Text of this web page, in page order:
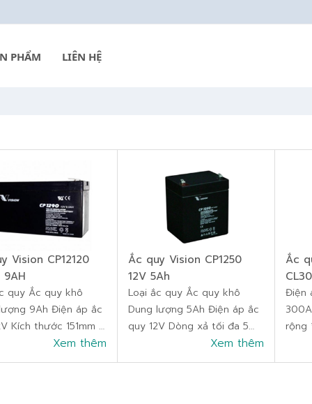
PHẨM LIÊN HỆ
Vision CP12120
9AH
quy Ắc quy khô
9Ah Điện áp ắc
Kích thước 151mm x
x 94mm Trọng lượng
2,78kg Bảo hành
Xem thêm
Ắc quy Vision CP1250
12V 5Ah
Loại ắc quy Ắc quy khô
Dung lượng 5Ah Điện áp ắc
quy 12V Dòng xả tối đa 5
giây (75A) Số lượng cell 6
Kích thước (90mm x 70mm
Xem thêm
Ắc
Điện
rộng
hiệu: